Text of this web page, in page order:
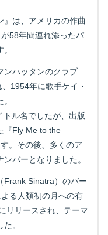
』は、アメリカの作曲
58年間連れ添ったパ
ンハッタンのクラブ
1954年に歌手ケイ・
ル名でしたが、出版
『Fly Me to the
。その後、多くのア
バーとなりました。
Frank Sinatra）のバー
る人類初の月への有
リリースされ、テーマ
。